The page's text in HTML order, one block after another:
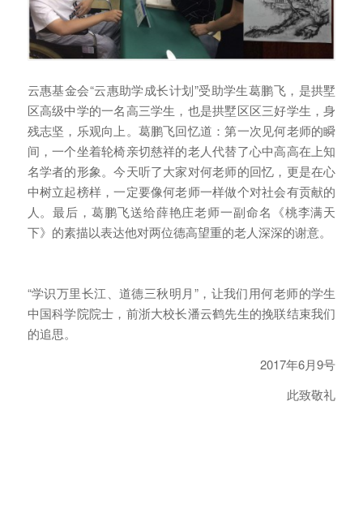
云惠基金会“云惠助学成长计划”受助学生葛鹏飞，是拱墅
区高级中学的一名高三学生，也是拱墅区区三好学生，身
残志坚，乐观向上。葛鹏飞回忆道：第一次见何老师的瞬
间，一个坐着轮椅亲切慈祥的老人代替了心中高高在上知
名学者的形象。今天听了大家对何老师的回忆，更是在心
中树立起榜样，一定要像何老师一样做个对社会有贡献的
人。最后，葛鹏飞送给薛艳庄老师一副命名《桃李满天
下》的素描以表达他对两位德高望重的老人深深的谢意。
“学识万里长江、道德三秋明月”，让我们用何老师的学生
中国科学院院士，前浙大校长潘云鹤先生的挽联结束我们
的追思。
2017年6月9号
此致敬礼